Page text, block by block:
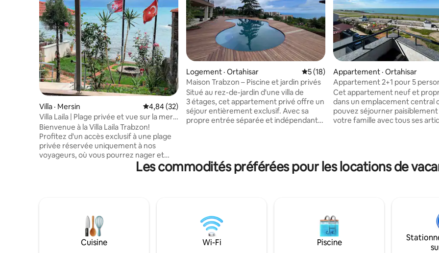
Villa · Mersin Note moyenne de 4,84 sur 5, 32 commentaires
4,84 (32)
Villa Laila | Plage privée et vue sur la mer
pour la famille
Bienvenue à la Villa Laila Trabzon!
Profitez d'un accès exclusif à une plage
privée réservée uniquement à nos
voyageurs, où vous pourrez nager et
vous détendre dans la magnifique mer
Noire, loin de la foule. Notre spacieuse
Situé à seulement 23 km du centre-ville
de Trabzon, avec A101, BİM et des
restaurants à quelques minutes
Logement · Ortahisar Note moyenne de 5 sur 5, 18
5 (18)
Maison Trabzon – Piscine et jardin privés
Situé au rez-de-jardin d'une villa de
3 étages, cet appartement privé offre un
séjour entièrement exclusif. Avec sa
propre entrée séparée et indépendante,
montrés sur les photos de l'annonce, y
compris toutes les pièces, sont
Appartement · Ortahisar
Appartement 2+1 pour 5
vue sur la mer
Cet appartement neuf et
dans un emplacement central
pouvez séjourner
votre famille avec tous ses
hommes célibataires ne sont
Les commodités préférées pour les locations de
Cuisine Wi-Fi Piscine